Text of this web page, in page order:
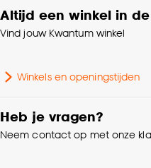
Altijd een winkel in
Vind jouw Kwantum winkel
Winkels en openingstijden
Heb je vragen?
Neem contact op met onze